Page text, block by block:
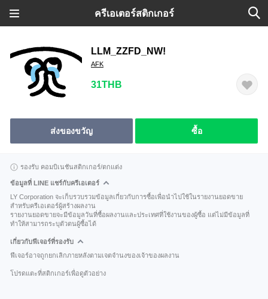
ครีเอเตอร์สติกเกอร์
LLM_ZZFD_NW!
AFK
31THB
ส่งของขวัญ ซื้อ
รองรับ คอมบิเนชันสติกเกอร์/ตกแต่ง
ข้อมูลที่ LINE แชร์กับครีเอเตอร์
LY Corporation จะเก็บรวบรวมข้อมูลเกี่ยวกับการซื้อเพื่อนำไปใช้ในรายงานยอดขาย
สำหรับครีเอเตอร์ผู้สร้างผลงาน
รายงานยอดขายจะมีข้อมูลวันที่ซื้อผลงานและประเทศที่ใช้งานของผู้ซื้อ แต่ไม่มีข้อมูลที่
ทำให้สามารถระบุตัวตนผู้ซื้อได้
เกี่ยวกับฟีเจอร์ที่รองรับ
ฟีเจอร์อาจถูกยกเลิกภายหลังตามเจตจำนงของเจ้าของผลงาน
โปรดแตะที่สติกเกอร์เพื่อดูตัวอย่าง